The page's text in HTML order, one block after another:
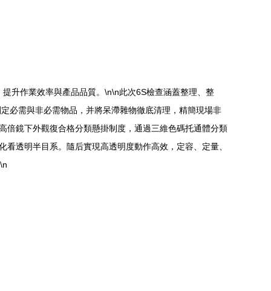
升作業效率與產品品質。\n\n此次6S檢查涵蓋整理、整
必需與非必需物品，并將呆滯雜物徹底清理，精簡現場非
倍鏡下外觀復合格分類懸掛制度，通過三維色碼托通體分類
透明半目系。隨后實現高透明度動作高效，定容、定量、